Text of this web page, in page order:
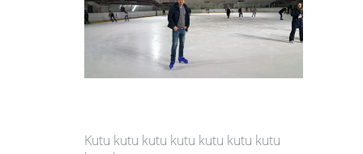
Kutu kutu kutu kutu kutu kutu kutu